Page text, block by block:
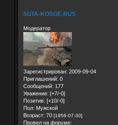
5GTA-KOSGE-RUS
Модератор
Зарегистрирован: 2009-09-04
Приглашений: 0
Сообщений: 177
Уважение: [+7/-0]
Позитив: [+10/-0]
Пол: Мужской
Возраст: 70 [1956-07-30]
Провел на форуме: